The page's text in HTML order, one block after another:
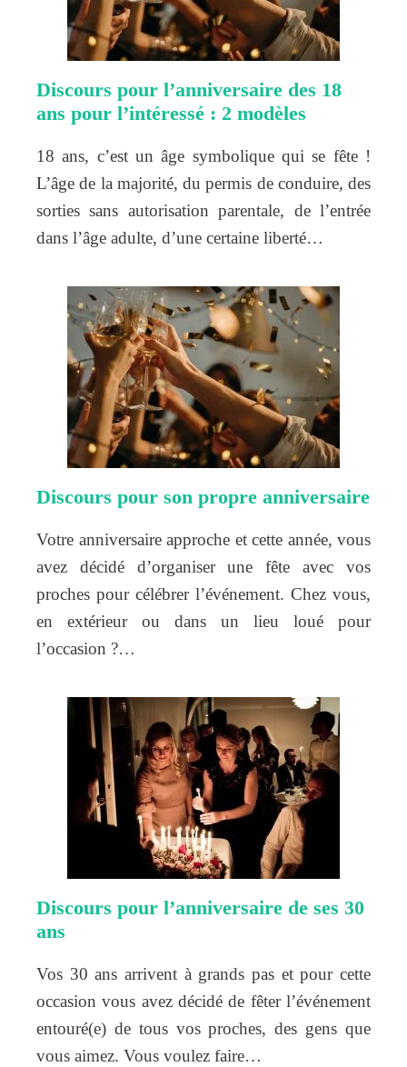
Discours pour l’anniversaire des 18
ans pour l’intéressé : 2 modèles
18 ans, c’est un âge symbolique qui se fête !
L’âge de la majorité, du permis de conduire, des
sorties sans autorisation parentale, de l’entrée
dans l’âge adulte, d’une certaine liberté…
Discours pour son propre anniversaire
Votre anniversaire approche et cette année, vous
avez décidé d’organiser une fête avec vos
proches pour célébrer l’événement. Chez vous,
en extérieur ou dans un lieu loué pour
l’occasion ?…
Discours pour l’anniversaire de ses 30
ans
Vos 30 ans arrivent à grands pas et pour cette
occasion vous avez décidé de fêter l’événement
entouré(e) de tous vos proches, des gens que
vous aimez. Vous voulez faire…